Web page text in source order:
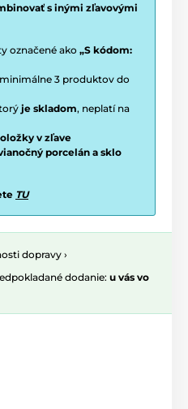
s inými zľavovými
označené ako „S kódom:
3 produktov do
je skladom, neplatí na
v zľave
porcelán a sklo
TU
dopravy ›
dodanie: u vás vo